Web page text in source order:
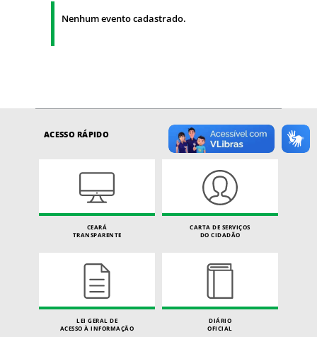
Nenhum evento cadastrado.
ACESSO RÁPIDO
CEARÁ
TRANSPARENTE
CARTA DE SERVIÇOS
DO CIDADÃO
LEI GERAL DE
ACESSO À INFORMAÇÃO
DIÁRIO
OFICIAL